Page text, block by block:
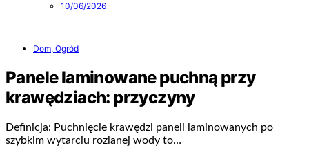
10/06/2026
Dom, Ogród
Panele laminowane puchną przy
krawędziach: przyczyny
Definicja: Puchnięcie krawędzi paneli laminowanych po
szybkim wytarciu rozlanej wody to…